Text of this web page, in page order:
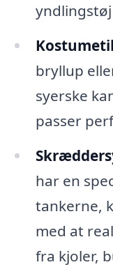
bryllup
syerske
passer
har en
tankerne,
med at
fra kjoler,